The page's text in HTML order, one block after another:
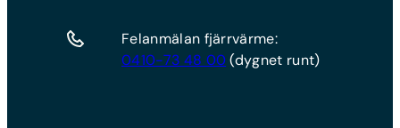
Felanmälan fjärrvärme:
0410-73 48 00(dygnet runt)